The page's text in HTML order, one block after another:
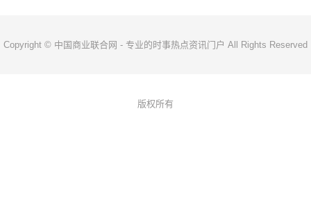
Copyright © 中国商业联合网 - 专业的时事热点资讯门户 All Rights Reserved
版权所有